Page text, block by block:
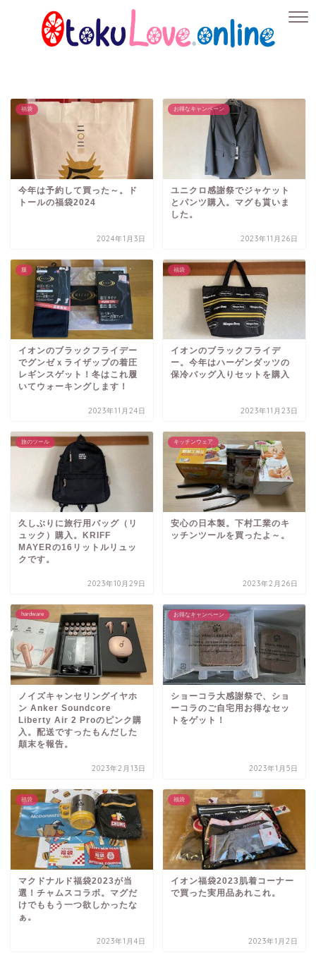
福袋
今年は予約して買った～。ド
トールの福袋2024
2024年1月3日
お得なキャンペーン
ユニクロ感謝祭でジャケット
とパンツ購入。マグも貰いま
した。
2023年11月26日
服
イオンのブラックフライデー
でグンゼｘライザップの着圧
レギンスゲット！冬はこれ履
いてウォーキングします！
2023年11月24日
福袋
イオンのブラックフライデ
ー。今年はハーゲンダッツの
保冷バッグ入りセットを購入
2023年11月23日
旅のツール
久しぶりに旅行用バッグ（リ
ュック）購入。KRIFF
MAYERの16リットルリュッ
クです。
2023年10月29日
キッチンウェア
安心の日本製。下村工業のキ
ッチンツールを買ったよ～。
2023年2月26日
hardware
ノイズキャンセリングイヤホ
ン Anker Soundcore
Liberty Air 2 Proのピンク購
入。配送ですったもんだした
顛末を報告。
2023年2月13日
お得なキャンペーン
ショーコラ大感謝祭で、ショ
ーコラのご自宅用お得なセッ
トをゲット！
2023年1月5日
福袋
マクドナルド福袋2023が当
選！チャムスコラボ。マグだ
けでももう一つ欲しかったな
ぁ。
2023年1月4日
福袋
イオン福袋2023肌着コーナー
で買った実用品あれこれ。
2023年1月2日